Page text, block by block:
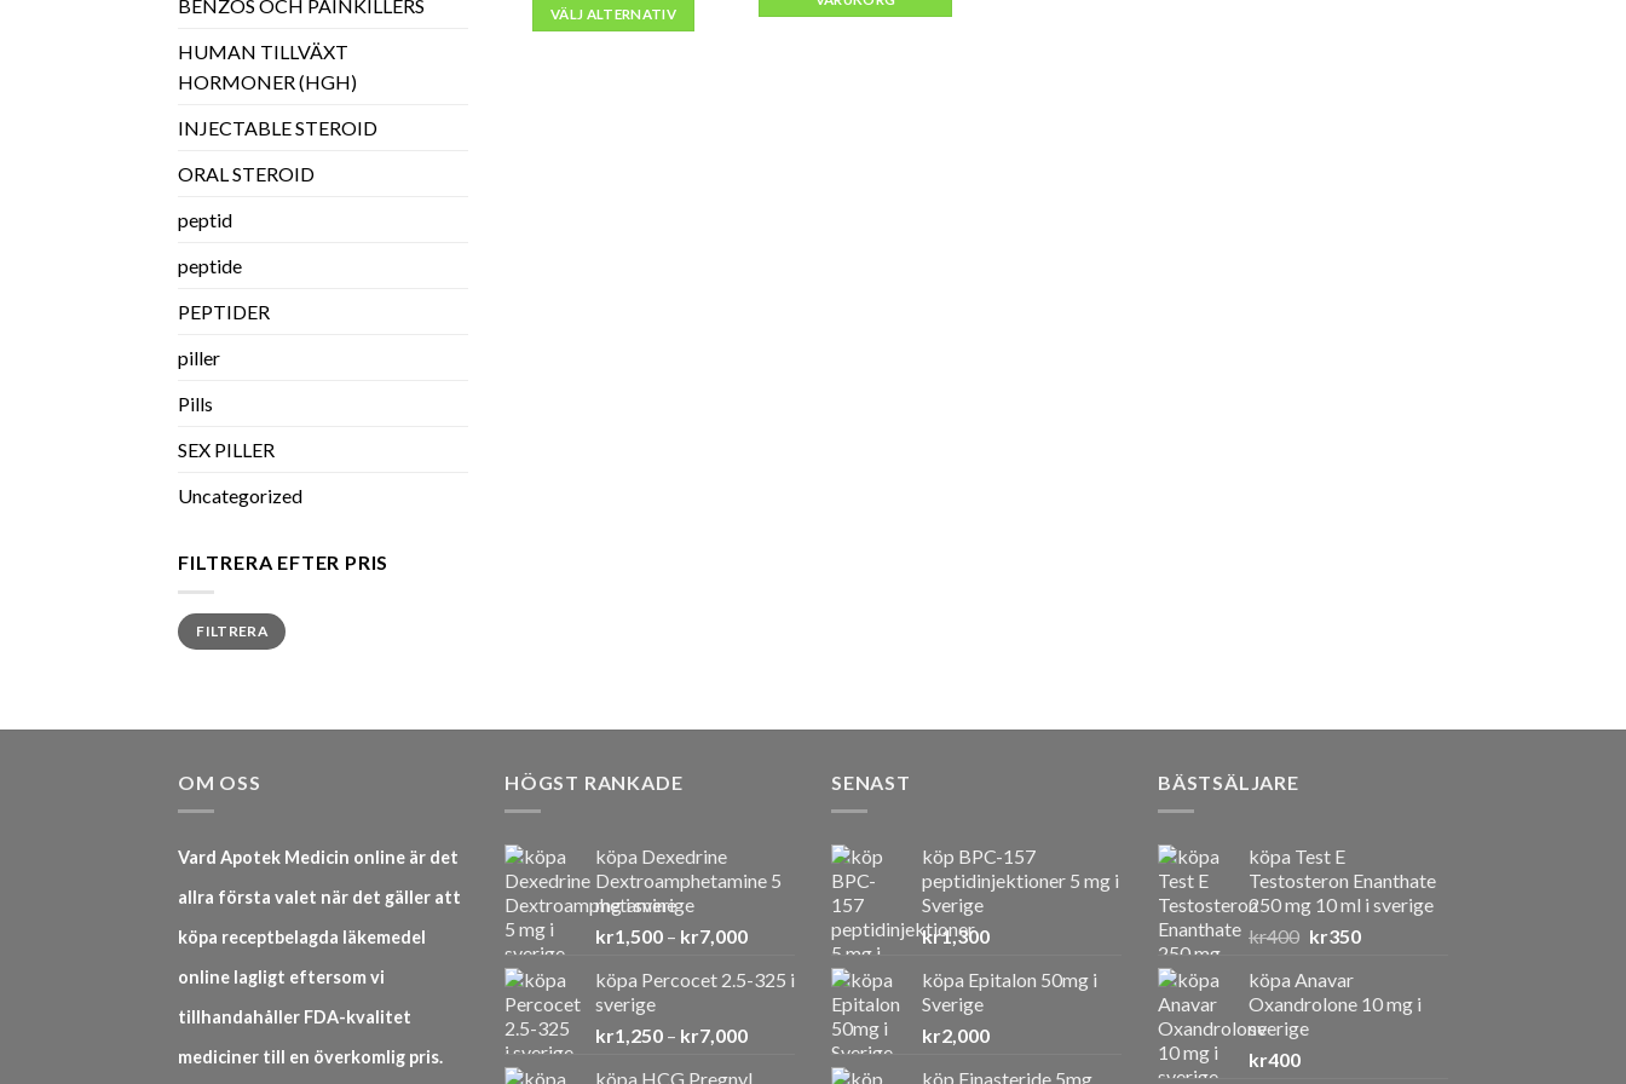
BENZOS OCH PAINKILLERS
HUMAN TILLVÄXT
HORMONER (HGH)
INJECTABLE STEROID
ORAL STEROID
peptid
peptide
PEPTIDER
piller
Pills
SEX PILLER
Uncategorized
FILTRERA EFTER PRIS
Min
pris
Max
prisFILTRERA
VÄLJ ALTERNATIV
OM OSS
Vard Apotek Medicin online är det
allra första valet när det gäller att
köpa receptbelagda läkemedel
online lagligt eftersom vi
tillhandahåller FDA-kvalitet
mediciner till en överkomlig pris.
HÖGST RANKADE
köpa Dexedrine
Dextroamphetamine 5
mg i sverige
kr1,500 – kr7,000Prisintervall:
till
köpa Percocet 2.5-325 i
sverige
kr1,250 – kr7,000Prisintervall:
köpa HCG Pregnyl
SENAST
köp BPC-157
peptidinjektioner 5 mg i
Sverige
kr1,300
köpa Epitalon 50mg i
Sverige
kr2,000
köp Finasteride 5mg
BÄSTSÄLJARE
köpa Test E
Testosteron Enanthate
250 mg 10 ml i sverige
kr400 Det
priset
var:
kr400.
kr350Det
är:
köpa Anavar
Oxandrolone 10 mg i
sverige
kr400